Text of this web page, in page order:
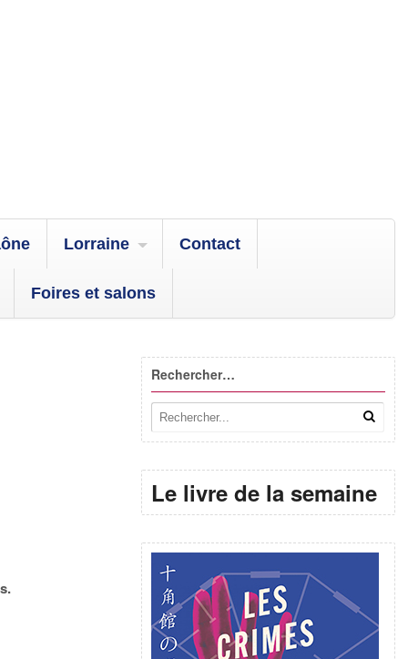
Lorraine Contact
Foires et salons
Rechercher…
Le livre de la semaine